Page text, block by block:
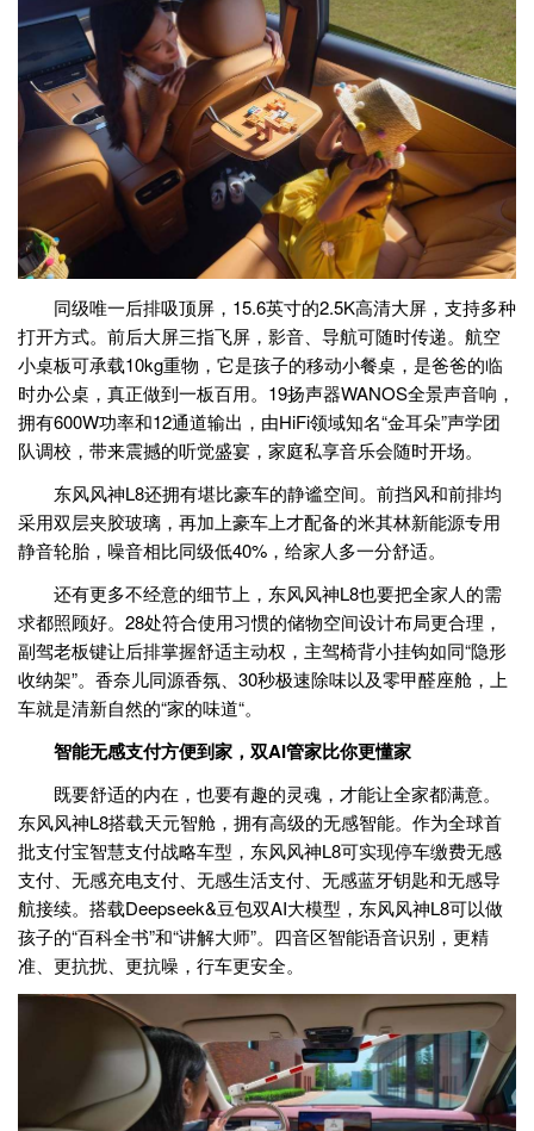
同级唯一后排吸顶屏，15.6英寸的2.5K高清大屏，支持多种
打开方式。前后大屏三指飞屏，影音、导航可随时传递。航空
小桌板可承载10kg重物，它是孩子的移动小餐桌，是爸爸的临
时办公桌，真正做到一板百用。19扬声器WANOS全景声音响，
拥有600W功率和12通道输出，由HiFi领域知名“金耳朵”声学团
队调校，带来震撼的听觉盛宴，家庭私享音乐会随时开场。
东风风神L8还拥有堪比豪车的静谧空间。前挡风和前排均
采用双层夹胶玻璃，再加上豪车上才配备的米其林新能源专用
静音轮胎，噪音相比同级低40%，给家人多一分舒适。
还有更多不经意的细节上，东风风神L8也要把全家人的需
求都照顾好。28处符合使用习惯的储物空间设计布局更合理，
副驾老板键让后排掌握舒适主动权，主驾椅背小挂钩如同“隐形
收纳架”。香奈儿同源香氛、30秒极速除味以及零甲醛座舱，上
车就是清新自然的“家的味道“。
智能无感支付方便到家，双AI管家比你更懂家
既要舒适的内在，也要有趣的灵魂，才能让全家都满意。
东风风神L8搭载天元智舱，拥有高级的无感智能。作为全球首
批支付宝智慧支付战略车型，东风风神L8可实现停车缴费无感
支付、无感充电支付、无感生活支付、无感蓝牙钥匙和无感导
航接续。搭载Deepseek&豆包双AI大模型，东风风神L8可以做
孩子的“百科全书”和“讲解大师”。四音区智能语音识别，更精
准、更抗扰、更抗噪，行车更安全。